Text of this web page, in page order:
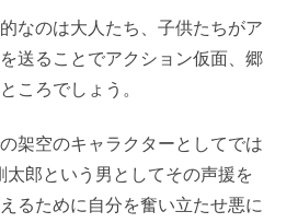
なのは大人たち、子供たちがア
送ることでアクション仮面、郷
ころでしょう。
架空のキャラクターとしてでは
太郎という男としてその声援を
るために自分を奮い立たせ悪に